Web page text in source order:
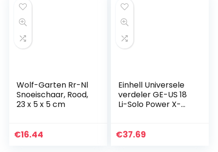
Wolf-Garten Rr-Nl
Snoeischaar, Rood,
23 x 5 x 5 cm
€16.44
Einhell Universele
verdeler GE-US 18
Li-Solo Power X-
toerentalregeling,
€37.69